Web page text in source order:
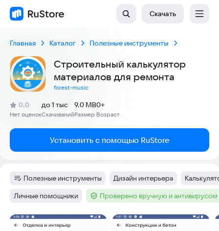
Скачать
Главная Каталог Полезные инструменты
Строительный калькулятор
материалов для ремонта
forest-music
Рейтинг:
0,0
(
Нет оценок
)
Скачиваний
до 1 тыс
Размер
9.0 MB
Возраст
0+
Установить с помощью RuStore
Категория:
Полезные инструменты Тег:
Дизайн интерьера Тег:
Тег:
Личные помощники Тег :Проверено вручную и антивирусом
Скриншоты